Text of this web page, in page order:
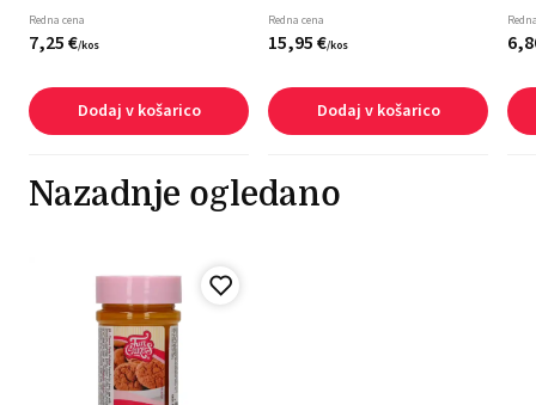
Redna cena
7,25€/kos
Dodaj v košarico
Redna cena
15,95€/kos
Dodaj v košarico
6,
Nazadnje ogledano